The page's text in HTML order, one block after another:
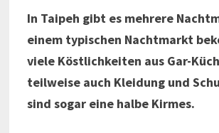
In Taipeh gibt es mehrere
einem typischen Nachtmarkt
viele Köstlichkeiten aus Gar-
teilweise auch Kleidung und
sind sogar eine halbe Kirmes.